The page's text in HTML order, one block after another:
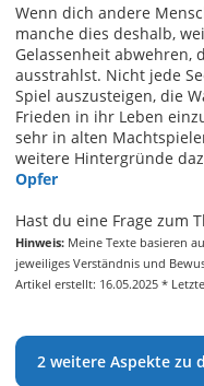
Wenn dich andere
manche dies deshalb,
Gelassenheit abwehren,
ausstrahlst. Nicht jede
Spiel auszusteigen, die
Frieden in ihr Leben
sehr in alten
weitere Hintergründe
Opfer
Hast du eine Frage zum
Hinweis: Meine Texte basieren
jeweiliges Verständnis und
Artikel erstellt: 16.05.2025 *
2 weitere Aspekte zu